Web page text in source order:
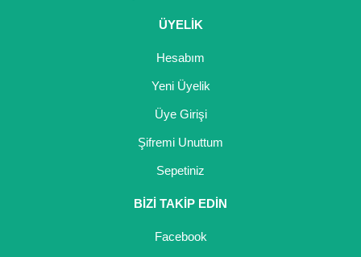
ÜYELİK
Hesabım
Yeni Üyelik
Üye Girişi
Şifremi Unuttum
Sepetiniz
BİZİ TAKİP EDİN
Facebook